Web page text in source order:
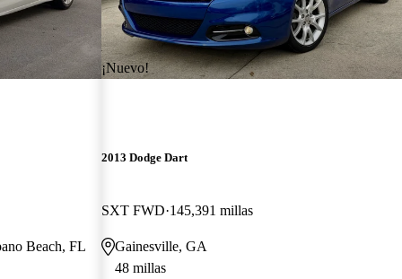
Beach, FL
¡Nuevo!
2013 Dodge Dart
SXT FWD 145,391 millas
Gainesville, GA
48 millas